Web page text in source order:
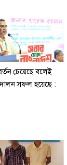
চেয়েছে বলেই
সফল হয়েছে :